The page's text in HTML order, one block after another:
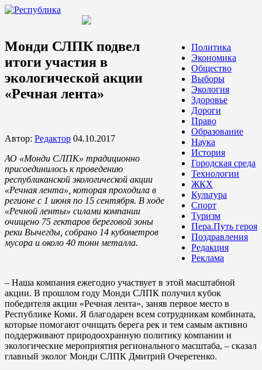
Политика
Экономика
Общество
Выборы
Экология
Здоровье
Дороги
Право
Образование
Наука
История
Городская среда
Технологии
ЖКХ
Культура
Спорт
Туризм
Пера.Путь героя
Поздравления
Редакция
Реклама
Монди СЛПК подвел
итоги участия в
экологической акции
«Речная лента»
Автор: Редактор 04.10.2017
АО «Монди СЛПК» традиционно
присоединилось к проведению
республиканской экологической акции
«Речная лента», которая проходила в
регионе с 1 июня по 15 сентября. В ходе
«Речной ленты» силами компании
очищено 75 гектаров береговой зоны
реки Вычегды, собрано 14 кубометров
мусора и около 40 тонн металла.
– Наша компания ежегодно участвует в этой масштабной
акции. В прошлом году Монди СЛПК получил кубок
победителя акции «Речная лента», заняв первое место в
Республике Коми. Я благодарен всем сотрудникам комбината,
которые помогают очищать берега рек и тем самым активно
поддерживают природоохранную политику компании и
экологические мероприятия регионального масштаба, – сказал
главный эколог Монди СЛПК Дмитрий Очеретенко.